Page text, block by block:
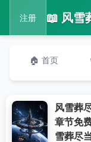
注册
🏠 首页
风雪葬
章节免
雪葬尽